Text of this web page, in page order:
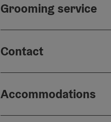
Grooming service
Contact
Accommodations